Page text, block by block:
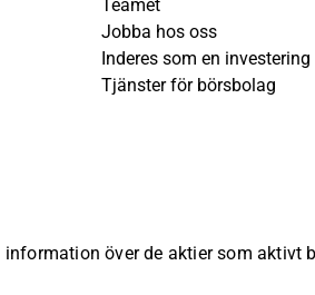
Teamet
Jobba hos oss
Inderes som en investering
Tjänster för börsbolag
information över de aktier som aktivt